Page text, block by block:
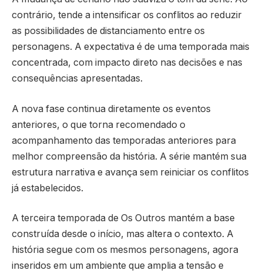
contrário, tende a intensificar os conflitos ao reduzir
as possibilidades de distanciamento entre os
personagens. A expectativa é de uma temporada mais
concentrada, com impacto direto nas decisões e nas
consequências apresentadas.
A nova fase continua diretamente os eventos
anteriores, o que torna recomendado o
acompanhamento das temporadas anteriores para
melhor compreensão da história. A série mantém sua
estrutura narrativa e avança sem reiniciar os conflitos
já estabelecidos.
A terceira temporada de Os Outros mantém a base
construída desde o início, mas altera o contexto. A
história segue com os mesmos personagens, agora
inseridos em um ambiente que amplia a tensão e